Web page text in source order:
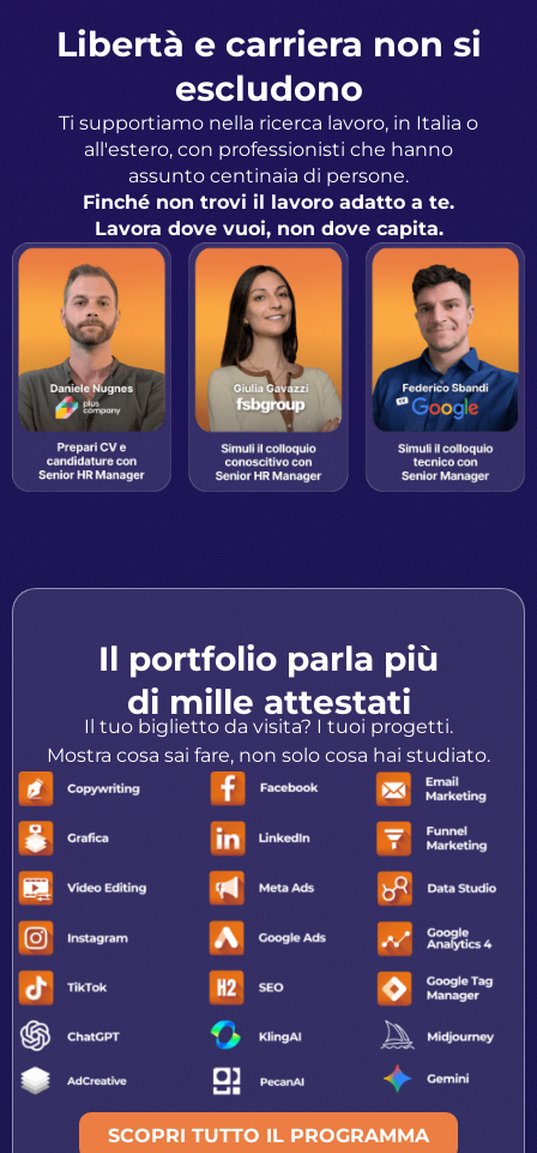
Libertà e carriera non si
escludono
Ti supportiamo nella ricerca lavoro, in Italia o
all'estero, con professionisti che hanno
assunto centinaia di persone.
Finché non trovi il lavoro adatto a te.
Lavora dove vuoi, non dove capita.
Il portfolio parla più
di mille attestati
Il tuo biglietto da visita? I tuoi progetti.
Mostra cosa sai fare, non solo cosa hai studiato.​
SCOPRI TUTTO IL PROGRAMMA